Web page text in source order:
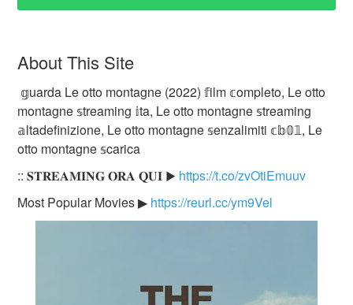
About This Site
𝕘uarda Le otto montagne (2022) 𝕗ilm 𝕔ompleto, Le otto
montagne 𝕤treaming 𝕚ta, Le otto montagne 𝕤treaming
𝕒ltadefinizione, Le otto montagne 𝕤enzalimiti 𝕔𝕓𝟘𝟙, Le
otto montagne 𝕤carica
:: 𝐒𝐓𝐑𝐄𝐀𝐌𝐈𝐍𝐆 𝐎𝐑𝐀 𝐐𝐔𝐈 ▶ https://t.co/zvOtiEmuuv
Most Popular Movies ▶ https://reurl.cc/ym9Vel